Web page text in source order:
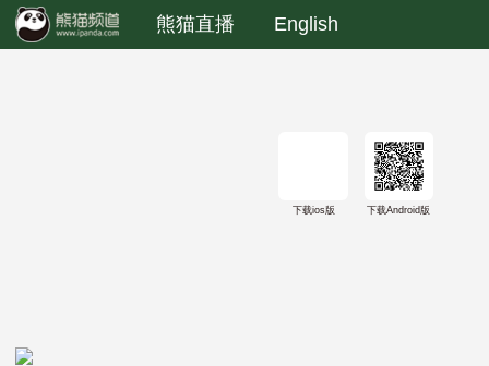
熊猫直播 English
下载ios版 下载Android版